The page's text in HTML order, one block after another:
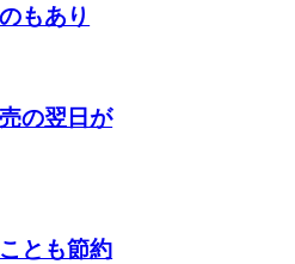
もあり
の翌日が
とも節約